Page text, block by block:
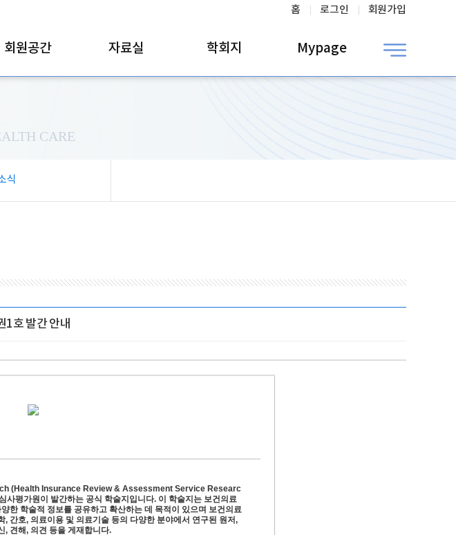
홈 로그인 회원가입
회원공간 자료실 학회지 Mypage
CARE
식
1호 발간 안내
(Health Insurance Review & Assessment Service Researc
사평가원이 발간하는 공식 학술지입니다. 이 학술지는 보건의료
한 학술적 정보를 공유하고 확산하는 데 목적이 있으며 보건의료
, 간호, 의료이용 및 의료기술 등의 다양한 분야에서 연구된 원저,
, 견해, 의견 등을 게재합니다.